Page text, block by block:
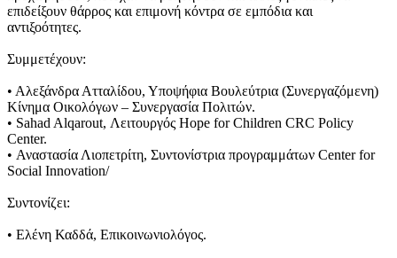
επιδείξουν θάρρος και επιμονή κόντρα σε εμπόδια και
αντιξοότητες.
Συμμετέχουν:
• Αλεξάνδρα Ατταλίδου, Υποψήφια Βουλεύτρια (Συνεργαζόμενη)
Κίνημα Οικολόγων – Συνεργασία Πολιτών.
• Sahad Alqarout, Λειτουργός Hope for Children CRC Policy
Center.
• Αναστασία Λιοπετρίτη, Συντονίστρια προγραμμάτων Center for
Social Innovation/
Συντονίζει:
• Ελένη Καδδά, Επικοινωνιολόγος.